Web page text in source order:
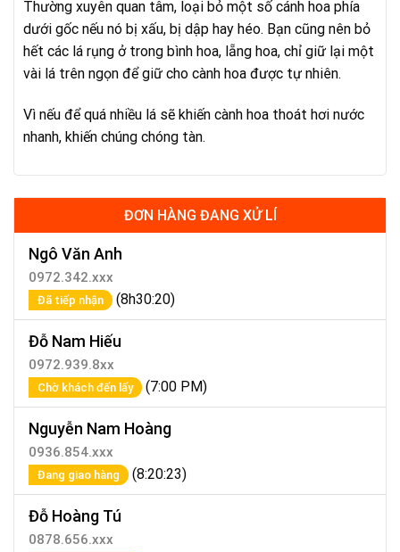
Thường xuyên quan tâm, loại bỏ một số cánh hoa phía
dưới gốc nếu nó bị xấu, bị dập hay héo. Bạn cũng nên bỏ
hết các lá rụng ở trong bình hoa, lẵng hoa, chỉ giữ lại một
vài lá trên ngọn để giữ cho cành hoa được tự nhiên.
Vì nếu để quá nhiều lá sẽ khiến cành hoa thoát hơi nước
nhanh, khiến chúng chóng tàn.
ĐƠN HÀNG ĐANG XỬ LÍ
Ngô Văn Anh
0972.342.xxx
Đã tiếp nhận (8h30:20)
Đỗ Nam Hiếu
0972.939.8xx
Chờ khách đến lấy (7:00 PM)
Nguyễn Nam Hoàng
0936.854.xxx
Đang giao hàng (8:20:23)
Đỗ Hoàng Tú
0878.656.xxx